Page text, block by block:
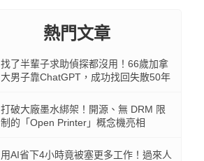
熱門文章
找了半輩子求助偵探都沒用！66歲加拿
大男子靠ChatGPT，成功找回失散50年
打破大廠墨水綁架！開源、無 DRM 限
制的「Open Printer」概念機亮相
用AI省下4小時竟被塞更多工作！過來人